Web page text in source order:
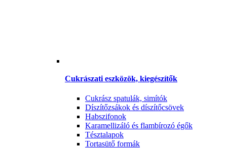
Cukrászati eszközök, kiegészítők
Cukrász spatulák, simítók
Díszítőzsákok és díszítőcsövek
Habszifonok
Karamellizáló és flambírozó égők
Tésztalapok
Tortasütő formák